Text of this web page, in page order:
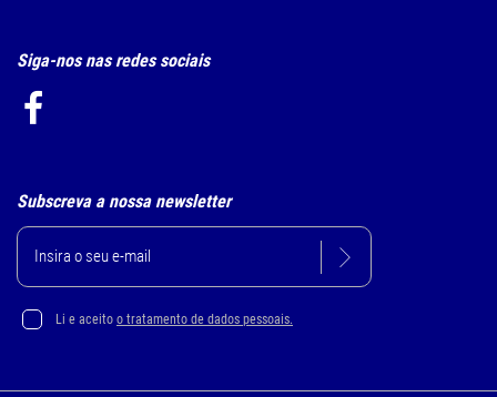
Siga-nos nas redes sociais
Subscreva a nossa newsletter
Li e aceito o tratamento de dados pessoais.